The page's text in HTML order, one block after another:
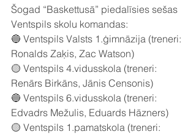
Šogad “Baskettusā” piedalīsies sešas
Ventspils skolu komandas:
🔵 Ventspils Valsts 1.ģimnāzija (treneri:
Ronalds Zaķis, Zac Watson)
🟡 Ventspils 4.vidusskola (treneri:
Renārs Birkāns, Jānis Censonis)
🔵 Ventspils 6.vidusskola (treneri:
Edvadrs Mežulis, Eduards Hāzners)
🟡 Ventspils 1.pamatskola (treneri: